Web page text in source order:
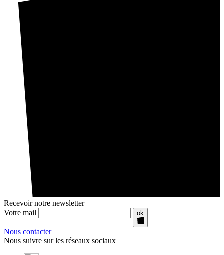
Recevoir notre newsletter
Votre mail
ok
Nous contacter
Nous suivre sur les réseaux sociaux